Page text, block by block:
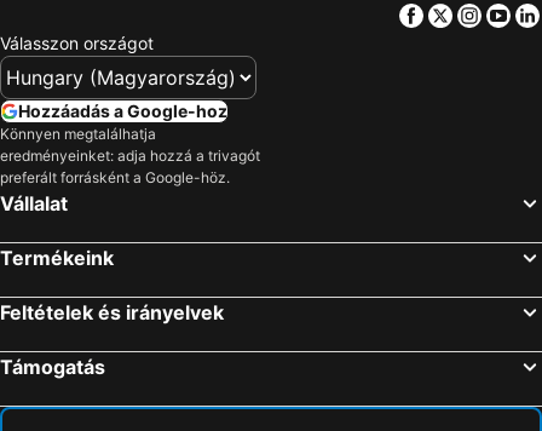
Facebook
Twitter
Válasszon országot
Hozzáadás a Google-hoz
Könnyen megtalálhatja
eredményeinket: adja hozzá a trivagót
preferált forrásként a Google-höz.
Vállalat
Termékeink
Feltételek és irányelvek
Támogatás